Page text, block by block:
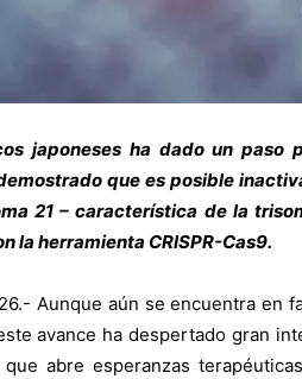
japoneses ha dado un paso
que es posible
21 – característica de la
la herramienta CRISPR-Cas9.
Aunque aún se encuentra en
avance ha despertado gran
abre esperanzas